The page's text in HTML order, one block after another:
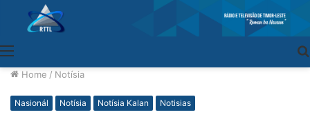
Home / Notísia
Nasionál Notísia Notísia Kalan Notisias